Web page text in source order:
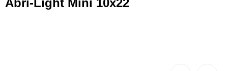
Abri-Light Mini 10х22